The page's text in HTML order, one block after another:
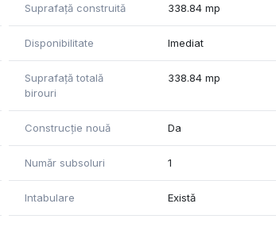
Suprafață construită 338.84 mp
Disponibilitate Imediat
Suprafață totală
birouri
338.84 mp
Construcție nouă Da
Număr subsoluri 1
Intabulare Există